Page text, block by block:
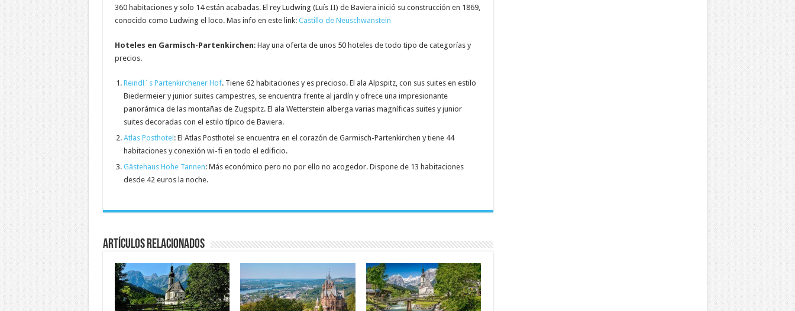
360 habitaciones y solo 14 están acabadas. El rey Ludwing (Luís II) de Baviera inició su construcción en 1869,
conocido como Ludwing el loco. Mas info en este link: Castillo de Neuschwanstein
Hoteles en Garmisch-Partenkirchen: Hay una oferta de unos 50 hoteles de todo tipo de categorías y
precios.
Reindl´s Partenkirchener Hof. Tiene 62 habitaciones y es precioso. El ala Alpspitz, con sus suites en estilo
Biedermeier y junior suites campestres, se encuentra frente al jardín y ofrece una impresionante
panorámica de las montañas de Zugspitz. El ala Wetterstein alberga varias magníficas suites y junior
suites decoradas con el estilo típico de Baviera.
Atlas Posthotel : El Atlas Posthotel se encuentra en el corazón de Garmisch-Partenkirchen y tiene 44
habitaciones y conexión wi-fi en todo el edificio.
Gästehaus Hohe Tannen: Más económico pero no por ello no acogedor. Dispone de 13 habitaciones
desde 42 euros la noche.
Artículos relacionados